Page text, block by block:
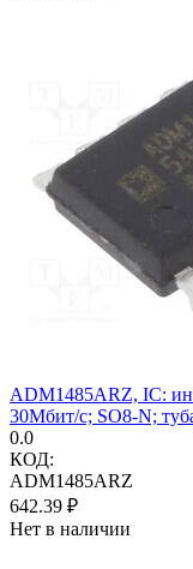
ADM1485ARZ, IC:
30Мбит/с; SO8-N;
0.0
КОД:
ADM1485ARZ
642.39 ₽
Нет в наличии